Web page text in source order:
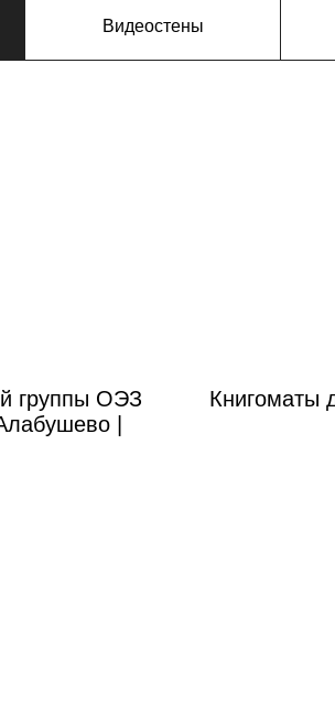
Видеостены
группы ОЭЗ
|
Книгоматы